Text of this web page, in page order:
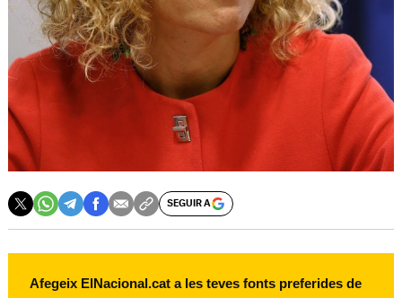
SEGUIR A
Afegeix ElNacional.cat a les teves fonts preferides de